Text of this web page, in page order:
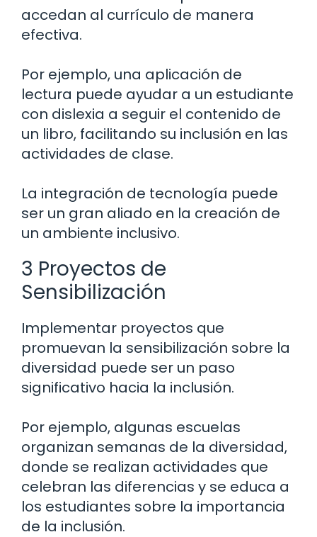
accedan al currículo de manera
efectiva.
Por ejemplo, una aplicación de
lectura puede ayudar a un estudiante
con dislexia a seguir el contenido de
un libro, facilitando su inclusión en las
actividades de clase.
La integración de tecnología puede
ser un gran aliado en la creación de
un ambiente inclusivo.
3 Proyectos de
Sensibilización
Implementar proyectos que
promuevan la sensibilización sobre la
diversidad puede ser un paso
significativo hacia la inclusión.
Por ejemplo, algunas escuelas
organizan semanas de la diversidad,
donde se realizan actividades que
celebran las diferencias y se educa a
los estudiantes sobre la importancia
de la inclusión.